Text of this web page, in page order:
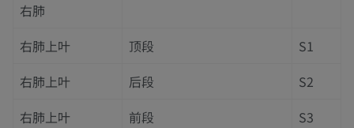
右肺
右肺上叶
顶段
S1
右肺上叶
后段
S2
右肺上叶
前段
S3